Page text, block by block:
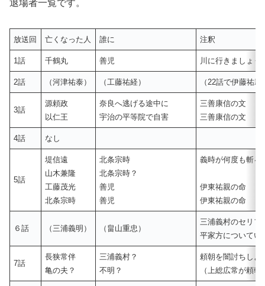
退場者一覧です。
放送回 亡くなった人 誰に 注釈
1話 千鶴丸 善児 川に行きましょう
2話 （河津祐泰） （工藤祐経） （22話で伊藤祐
3話
源頼政
以仁王
奈良へ逃げる途中に
宇治の平等院で自害
三善康信の文
三善康信の文
4話 なし
5話
堤信遠
山木兼隆
工藤茂光
北条宗時
北条宗時
北条宗時？
善児
善児
義時が何度も斬る
伊東祐親の命
伊東祐親の命
６話 （三浦義明） （畠山重忠）
三浦義村のセリフ
平家方についてい
7話
長狭常伴
亀の夫？
三浦義村？
不明？
頼朝を闇討ちしよ
（上総広常が頼